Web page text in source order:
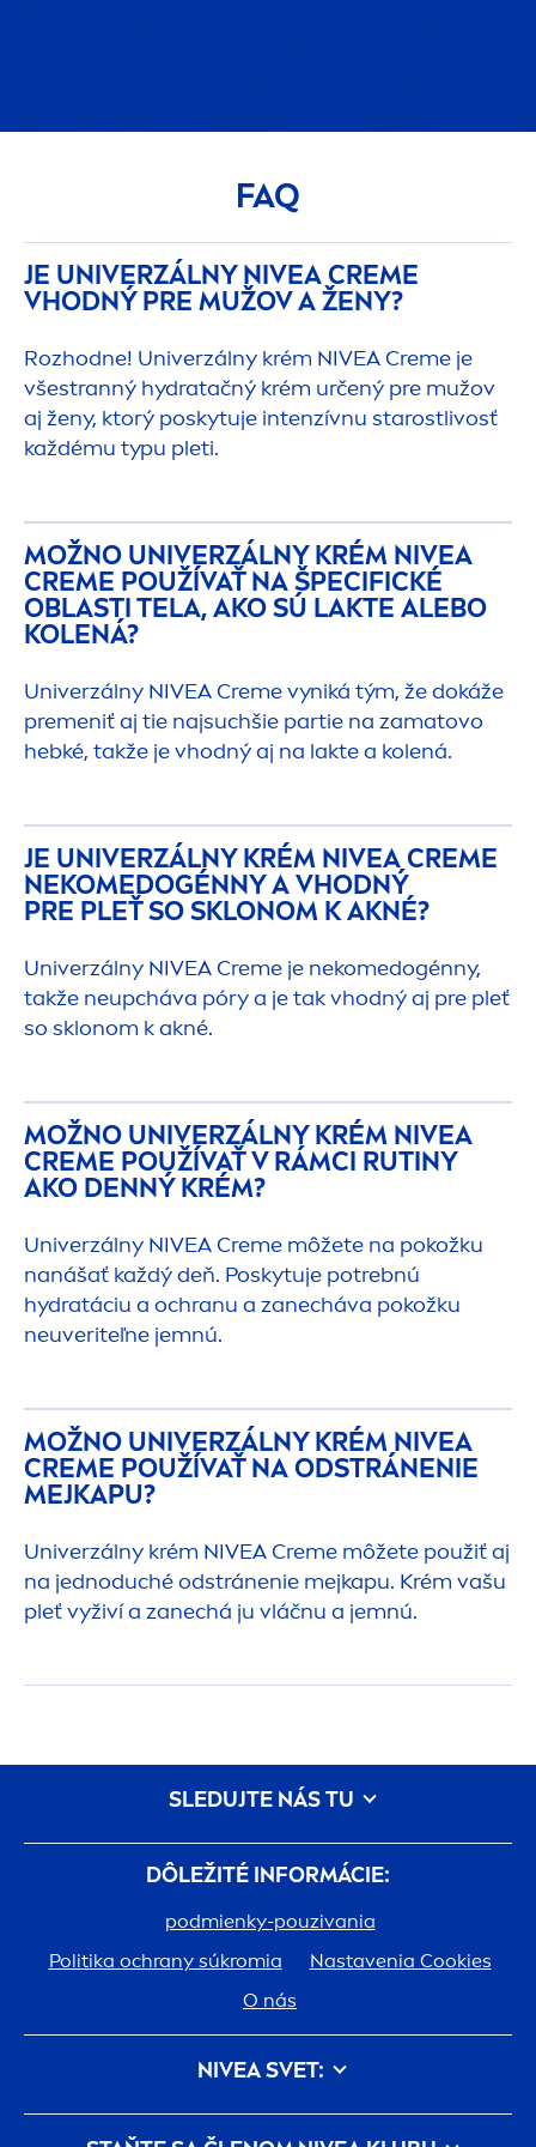
FAQ
JE UNIVERZÁLNYNIVEACREME
VHODNÝ PRE MUŽOV A ŽENY?
Rozhodne! Univerzálny krém NIVEA Creme je
všestranný hydratačný krém určený pre mužov
aj ženy, ktorý poskytuje intenzívnu starostlivosť
každému typu pleti.
MOŽNO UNIVERZÁLNY KRÉM NIVEA
CREME POUŽÍVAŤ NA ŠPECIFICKÉ
OBLASTI TELA, AKO SÚ LAKTE ALEBO
KOLENÁ?
Univerzálny NIVEA Cremevyniká tým, že dokáže
premeniť aj tie najsuchšie partie na zamatovo
hebké, takže je vhodný aj na lakte a kolená.
JE UNIVERZÁLNY KRÉM NIVEACREME
NEKOMEDOGÉNNY A VHODNÝ
PRE PLEŤ SO SKLONOM K AKNÉ?
Univerzálny NIVEA Creme je nekomedogénny,
takže neupcháva póry a je tak vhodný aj pre pleť
so sklonom k akné.
MOŽNO UNIVERZÁLNY KRÉM NIVEA
CREME POUŽÍVAŤ V RÁMCI RUTINY
AKO DENNÝ KRÉM?
Univerzálny NIVEA Creme môžete na pokožku
nanášať každý deň. Poskytuje potrebnú
hydratáciu a ochranu a zanecháva pokožku
neuveriteľne jemnú.
MOŽNO UNIVERZÁLNY KRÉM NIVEA
CREME POUŽÍVAŤ NA ODSTRÁNENIE
MEJKAPU?
Univerzálny krém NIVEA Creme môžete použiť aj
na jednoduché odstránenie mejkapu. Krém vašu
pleť vyživí a zanechá ju vláčnu a jemnú.
DÔLEŽITÉ INFORMÁCIE:
podmienky-pouzivania
Politika ochrany súkromia
Nastavenia Cookies
O nás
NIVEASVET:
História
Kariéra v spoločnosti Beiersdorf
SLEDUJTE NÁS TU